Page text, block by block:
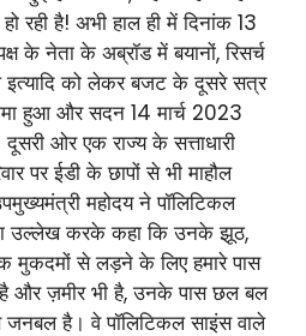
रही है! अभी हाल ही में दिनांक 13
के नेता के अब्रॉड में बयानों, रिसर्च
इत्यादि को लेकर बजट के दूसरे सत्र
हुआ और सदन 14 मार्च 2023
ओर एक राज्य के सत्ताधारी
पर ईडी के छापों से भी माहौल
महोदय ने पॉलिटिकल
उल्लेख करके कहा कि उनके झूठ,
मुकदमों से लड़ने के लिए हमारे पास
और ज़मीर भी है, उनके पास छल बल
है। वे पॉलिटिकल साइंस वाले